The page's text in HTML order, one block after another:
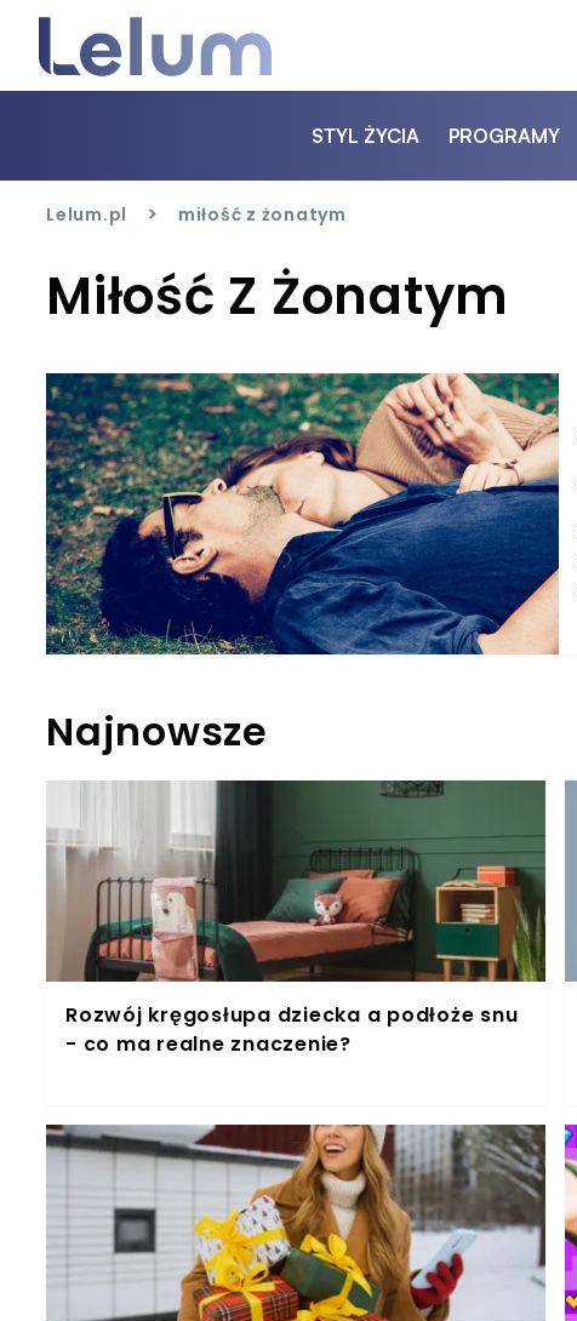
STYL ŻYCIA PROGRAMY
Lelum.pl > miłość z żonatym
Miłość Z Żonatym
Najnowsze
Rozwój kręgosłupa dziecka a podłoże snu
- co ma realne znaczenie?